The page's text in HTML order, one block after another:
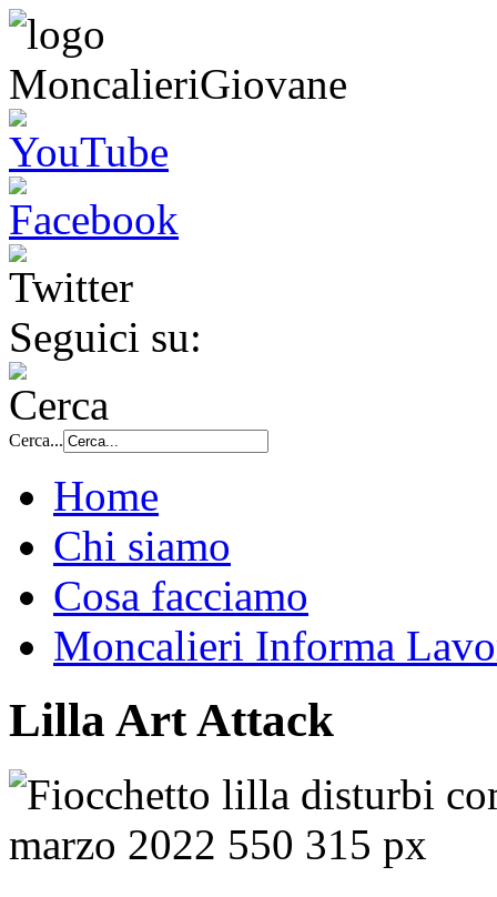
Seguici su:
Cerca...
Home
Chi siamo
Cosa facciamo
Moncalieri Informa
Lilla Art Attack